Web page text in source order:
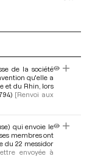
de la société
qu'elle a
et du Rhin, lors
[Renvoi aux
qui envoie le
membres ont
du 22 messidor
envoyée à